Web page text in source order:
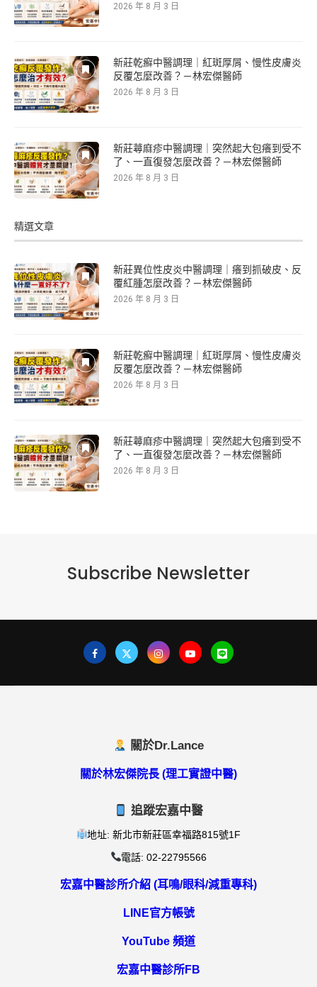
2026 年 8 月 3 日
新莊乾癬中醫調理｜紅斑厚屑、慢性皮膚炎
反覆怎麼改善？－林宏傑醫師
2026 年 8 月 3 日
新莊蕁麻疹中醫調理｜突然起大包癢到受不
了、一直復發怎麼改善？－林宏傑醫師
2026 年 8 月 3 日
精選文章
新莊異位性皮炎中醫調理｜癢到抓破皮、反
覆紅腫怎麼改善？－林宏傑醫師
2026 年 8 月 3 日
新莊乾癬中醫調理｜紅斑厚屑、慢性皮膚炎
反覆怎麼改善？－林宏傑醫師
2026 年 8 月 3 日
新莊蕁麻疹中醫調理｜突然起大包癢到受不
了、一直復發怎麼改善？－林宏傑醫師
2026 年 8 月 3 日
Subscribe Newsletter
關於Dr.Lance
關於林宏傑院長 (理工實證中醫)
追蹤宏嘉中醫
地址: 新北市新莊區幸福路815號1F
電話: 02-22795566
宏嘉中醫診所介紹 (耳鳴/眼科/減重專科)
LINE官方帳號
YouTube 頻道
宏嘉中醫診所FB